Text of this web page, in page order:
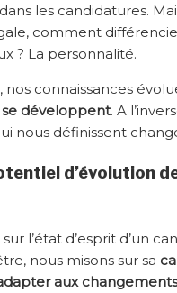
les candidatures.
comment
? La personnalité.
nos connaissances
développent. A
nous définissent
d’évolution
l’état d’esprit d’un
nous misons sur sa
aux changements